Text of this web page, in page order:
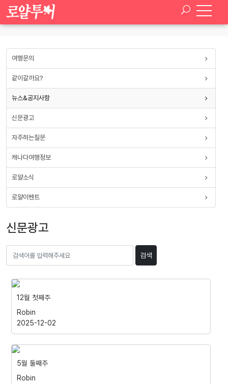
SELECT * FROM paran_board_setup WHERE board_type ='ad_news'
여행문의
같이갈까요?
뉴스&공지사항
신문광고
자주하는질문
캐나다여행정보
로얄소식
로얄이벤트
신문광고
검색
12월 첫째주
Robin
2025-12-02
5월 둘째주
Robin